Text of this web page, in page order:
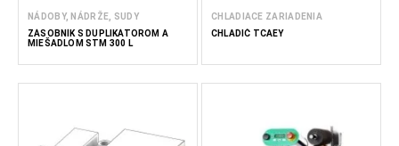
NÁDOBY, NÁDRŽE, SUDY
ZÁSOBNÍK S DUPLIKÁTOROM A
MIEŠADLOM STM 300 L
CHLADIACE ZARIADENIA
CHLADIČ TCAEY